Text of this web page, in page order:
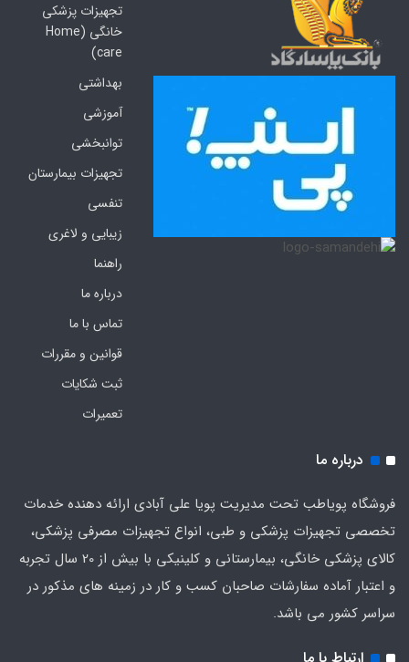
تجهیزات پزشکی
خانگی (Home
care)
بهداشتی
آموزشی
توانبخشی
تجهیزات بیمارستان
تنفسی
زیبایی و لاغری
راهنما
درباره ما
تماس با ما
قوانین و مقررات
ثبت شکایات
تعمیرات
درباره ما
فروشگاه پویاطب تحت مدیریت پویا علی آبادی ارائه دهنده خدمات
تخصصی تجهیزات پزشکی و طبی، انواع تجهیزات مصرفی پزشکی،
کالای پزشکی خانگی، بیمارستانی و کلینیکی با بیش از 20 سال تجربه
و اعتبار آماده سفارشات صاحبان کسب و کار در زمینه های مذکور در
سراسر کشور می باشد.